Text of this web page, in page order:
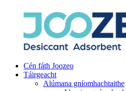
Cén fáth Joozeo
Táirgeacht
Alúmana gníomhachtaithe